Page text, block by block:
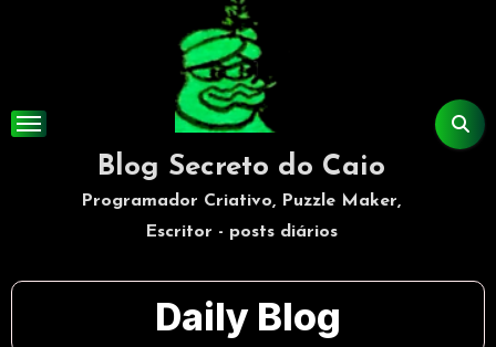
Blog Secreto do Caio
Programador Criativo, Puzzle Maker,
Escritor - posts diários
Daily Blog